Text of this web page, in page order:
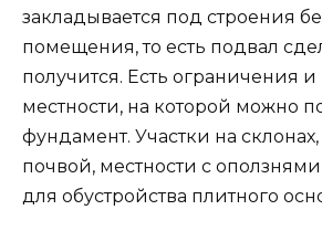
закладывается под строения
помещения, то есть подвал
получится. Есть ограничения
местности, на которой можно
фундамент. Участки на
почвой, местности с
для обустройства плитного